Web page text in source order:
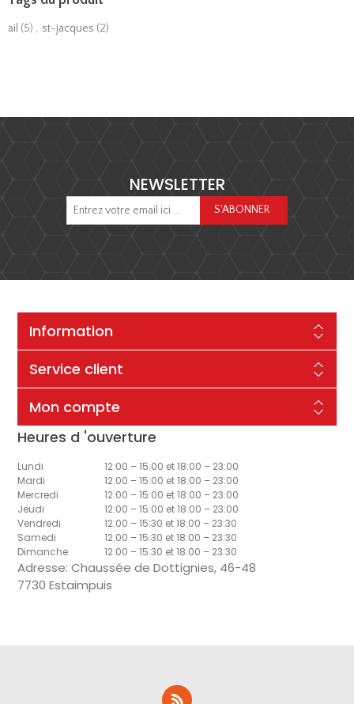
ail (5) , st-jacques (2)
NEWSLETTER
Information
Service client
Mon compte
Heures d 'ouverture
Lundi
12:00 – 15:00 et 18:00 – 23:00
Mardi
12:00 – 15:00 et 18:00 – 23:00
Mercredi
12:00 – 15:00 et 18:00 – 23:00
Jeudi
12:00 – 15:00 et 18:00 – 23:00
Vendredi
12:00 – 15:30 et 18:00 – 23:30
Samedi
12:00 – 15:30 et 18:00 – 23:30
Dimanche
12:00 – 15:30 et 18:00 – 23:30
Adresse: Chaussée de Dottignies, 46-48
7730 Estaimpuis